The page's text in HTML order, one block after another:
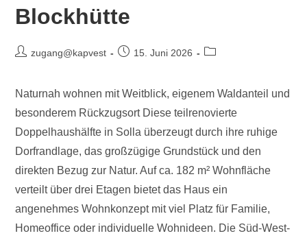
Blockhütte
zugang@kapvest 15. Juni 2026
Naturnah wohnen mit Weitblick, eigenem Waldanteil und
besonderem Rückzugsort Diese teilrenovierte
Doppelhaushälfte in Solla überzeugt durch ihre ruhige
Dorfrandlage, das großzügige Grundstück und den
direkten Bezug zur Natur. Auf ca. 182 m² Wohnfläche
verteilt über drei Etagen bietet das Haus ein
angenehmes Wohnkonzept mit viel Platz für Familie,
Homeoffice oder individuelle Wohnideen. Die Süd-West-